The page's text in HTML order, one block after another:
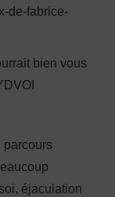
de-fabrice-
bien vous
parcours
éjaculation